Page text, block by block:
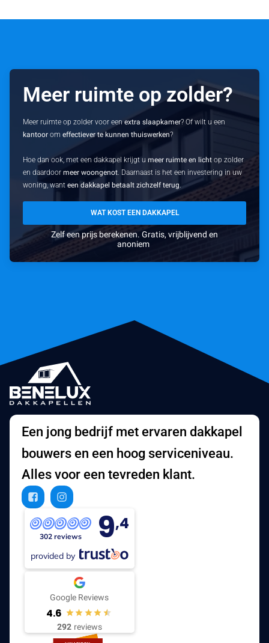
Meer ruimte op zolder?
Meer ruimte op zolder voor eenextra slaapkamer? Of wilt u een
kantoor omeffectiever te kunnen thuiswerken?
Hoe dan ook, met een dakkapel krijgt umeer ruimte en licht op zolder
en daardoormeer woongenot. Daarnaast is het een investering in uw
woning, wanteen dakkapel betaalt zichzelf terug.
WAT KOST EEN DAKKAPEL
Zelf een prijs berekenen. Gratis, vrijblijvend en
anoniem
Een jong bedrijf met ervaren dakkapel
bouwers en een hoog serviceniveau.
Alles voor een tevreden klant.
302 reviews 9,4
provided by
Google Reviews
4.6
292 reviews